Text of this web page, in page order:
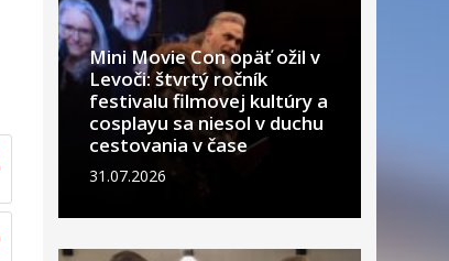
Mini Movie Con opäť ožil v
Levoči: štvrtý ročník
festivalu filmovej kultúry a
cosplayu sa niesol v duchu
cestovania v čase
31.07.2026